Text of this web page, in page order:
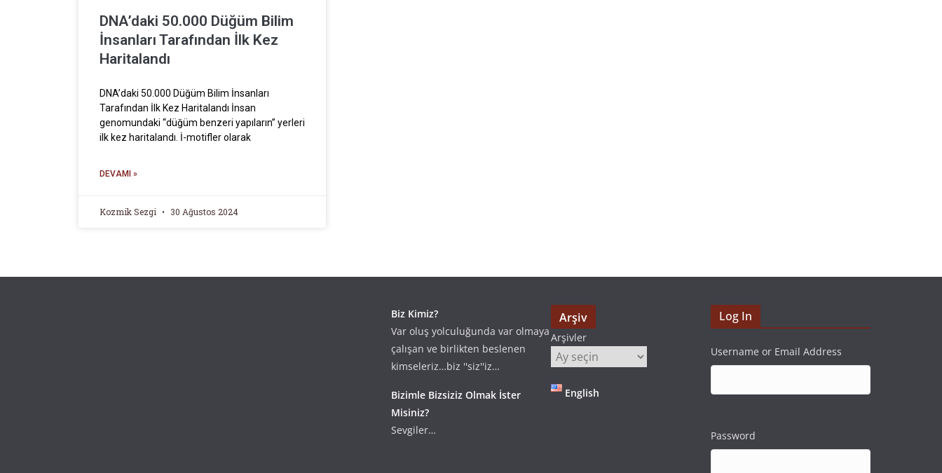
DNA’daki 50.000 Düğüm Bilim
İnsanları Tarafından İlk Kez
Haritalandı
DNA’daki 50.000 Düğüm Bilim İnsanları
Tarafından İlk Kez Haritalandı İnsan
genomundaki “düğüm benzeri yapıların” yerleri
ilk kez haritalandı. İ-motifler olarak
DEVAMI »
Kozmik Sezgi 30 Ağustos 2024
Biz Kimiz?
Var oluş yolculuğunda var olmaya
çalışan ve birlikten beslenen
kimseleriz…biz ''siz''iz…
Bizimle Bizsiziz Olmak İster
Misiniz?
Sevgiler…
Arşiv
Arşivler
English
Log In
Username or Email Address
Password